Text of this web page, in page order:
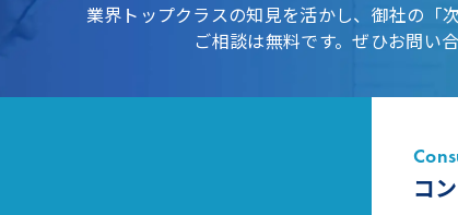
業界トップクラスの知見を活かし、御社の「
ご相談は無料です。ぜひお問い
コ